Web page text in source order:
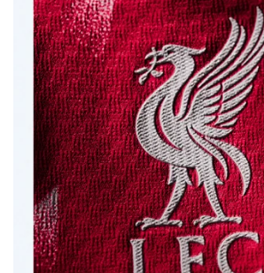
hjärta klappar för Liverpool, Manchester
Chelsea eller något annat lag är detta